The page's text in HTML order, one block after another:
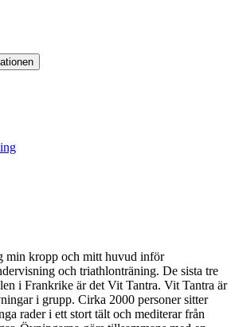
min kropp och mitt huvud inför
och triathlonträning. De sista tre
i Frankrike är det Vit Tantra. Vit Tantra är
i grupp. Cirka 2000 personer sitter
rader i ett stort tält och mediterar från